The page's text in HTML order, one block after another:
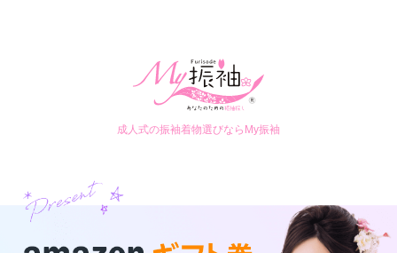
成人式の振袖着物選びならMy振袖